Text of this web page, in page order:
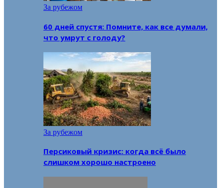
За рубежом
60 дней спустя: Помните, как все думали,
что умрут с голоду?
За рубежом
Персиковый кризис: когда всё было
слишком хорошо настроено